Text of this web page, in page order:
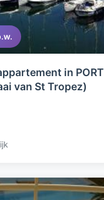
in PORT
van St Tropez)